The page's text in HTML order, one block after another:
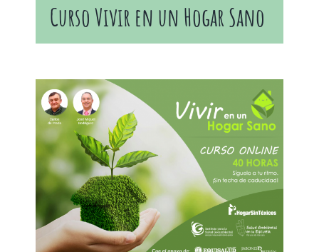
Curso Vivir en un Hogar Sano